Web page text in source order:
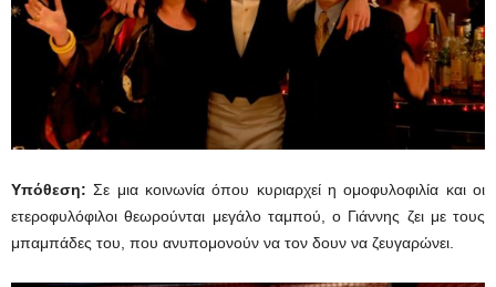
Υπόθεση: Σε μια κοινωνία όπου κυριαρχεί η ομοφυλοφιλία και οι
ετεροφυλόφιλοι θεωρούνται μεγάλο ταμπού, ο Γιάννης ζει με τους
μπαμπάδες του, που ανυπομονούν να τον δουν να ζευγαρώνει.